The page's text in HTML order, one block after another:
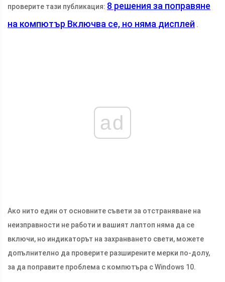
проверите тази публикация: 8 решения за поправяне
на компютър Включва се, но няма дисплей .
ad
Ако нито един от основните съвети за отстраняване на
неизправности не работи и вашият лаптоп няма да се
включи, но индикаторът на захранването свети, можете
допълнително да проверите разширените мерки по-долу,
за да поправите проблема с компютъра с Windows 10.